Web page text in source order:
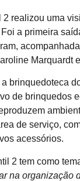
2 realizou uma
a primeira
Marquardt
brinquedoteca
de brinquedos
de serviço,
acessórios.
2 tem como
na organização